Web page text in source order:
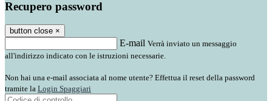
Recupero password
button close ×
E-mail Verrà inviato un messaggio
all'indirizzo indicato con le istruzioni necessarie.
Non hai una e-mail associata al nome utente? Effettua il reset della password
tramite la Login Spaggiari